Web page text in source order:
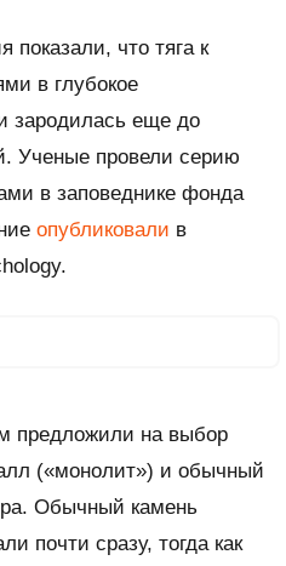
показали, что тяга к
в глубокое
зародилась еще до
Ученые провели серию
в заповеднике фонда
опубликовали в
предложили на выбор
(«монолит») и обычный
Обычный камень
почти сразу, тогда как